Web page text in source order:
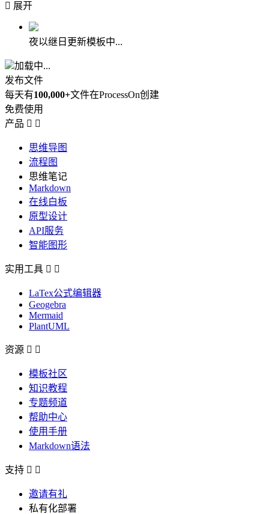
 展开
夜以继日更新模板中...
加载中...
发布文件
每天有100,000+文件在ProcessOn创建
免费使用
产品  
思维导图
流程图
思维笔记
Markdown
在线白板
原型设计
API服务
智能图形
实用工具  
LaTex公式编辑器
Geogebra
Mermaid
PlantUML
资源  
模板社区
知识教程
专题频道
帮助中心
使用手册
Markdown语法
支持  
邀请有礼
私有化部署